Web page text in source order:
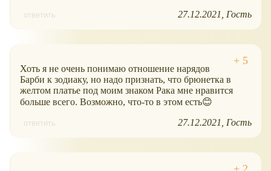
ответить 27.12.2021 Гость
Хоть я не очень понимаю отношение нарядов
Барби к зодиаку, но надо признать, что брюнетка в
желтом платье под моим знаком Рака мне нравится
больше всего. Возможно, что-то в этом есть😊
ответить 27.12.2021 Гость